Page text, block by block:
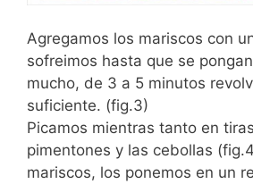
Agregamos los mariscos con
sofreimos hasta que se
mucho, de 3 a 5 minutos
suficiente. (fig.3)
Picamos mientras tanto en
pimentones y las cebollas
mariscos, los ponemos en un